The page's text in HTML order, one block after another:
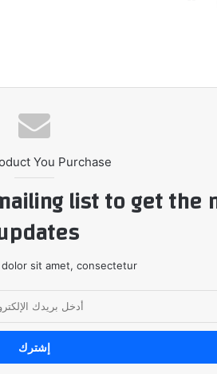
You Purchase
list to get the
sit amet, consectetur.